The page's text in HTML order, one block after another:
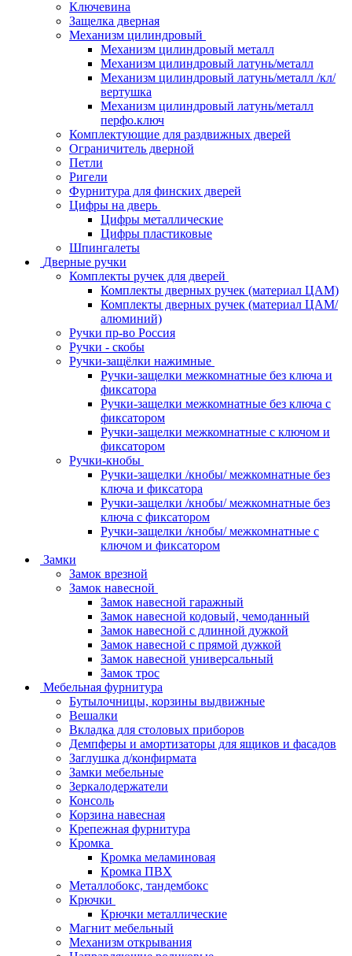
Ключевина
Защелка дверная
Механизм цилиндровый
Механизм цилиндровый металл
Механизм цилиндровый латунь/металл
Механизм цилиндровый латунь/металл /кл/
вертушка
Механизм цилиндровый латунь/металл
перфо.ключ
Комплектующие для раздвижных дверей
Ограничитель дверной
Петли
Ригели
Фурнитура для финских дверей
Цифры на дверь
Цифры металлические
Цифры пластиковые
Шпингалеты
Дверные ручки
Комплекты ручек для дверей
Комплекты дверных ручек (материал ЦАМ)
Комплекты дверных ручек (материал ЦАМ/
алюминий)
Ручки пр-во Россия
Ручки - скобы
Ручки-защёлки нажимные
Ручки-защелки межкомнатные без ключа и
фиксатора
Ручки-защелки межкомнатные без ключа с
фиксатором
Ручки-защелки межкомнатные с ключом и
фиксатором
Ручки-кнобы
Ручки-защелки /кнобы/ межкомнатные без
ключа и фиксатора
Ручки-защелки /кнобы/ межкомнатные без
ключа с фиксатором
Ручки-защелки /кнобы/ межкомнатные с
ключом и фиксатором
Замки
Замок врезной
Замок навесной
Замок навесной гаражный
Замок навесной кодовый, чемоданный
Замок навесной с длинной дужкой
Замок навесной с прямой дужкой
Замок навесной универсальный
Замок трос
Мебельная фурнитура
Бутылочницы, корзины выдвижные
Вешалки
Вкладка для столовых приборов
Демпферы и амортизаторы для ящиков и фасадов
Заглушка д/конфирмата
Замки мебельные
Зеркалодержатели
Консоль
Корзина навесная
Крепежная фурнитура
Кромка
Кромка меламиновая
Кромка ПВХ
Металлобокс, тандембокс
Крючки
Крючки металлические
Магнит мебельный
Механизм открывания